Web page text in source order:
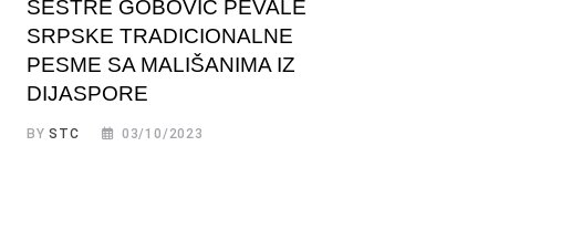
SESTRE GOBOVIĆ PEVALE
SRPSKE TRADICIONALNE
PESME SA MALIŠANIMA IZ
DIJASPORE
BYSTC 03/10/2023